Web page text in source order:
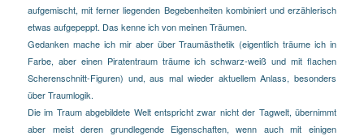
aufgemischt, mit ferner liegenden Begebenheiten kombiniert und erzählerisch
etwas aufgepeppt. Das kenne ich von meinen Träumen.
Gedanken mache ich mir aber über Traumästhetik (eigentlich träume ich in
Farbe, aber einen Piratentraum träume ich schwarz-weiß und mit flachen
Scherenschnitt-Figuren) und, aus mal wieder aktuellem Anlass, besonders
über Traumlogik.
Die im Traum abgebildete Welt entspricht zwar nicht der Tagwelt, übernimmt
aber meist deren grundlegende Eigenschaften, wenn auch mit einigen